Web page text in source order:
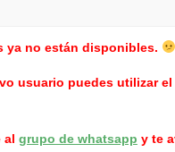
ya no están disponibles.
usuario puedes utilizar
al grupo de whatsapp y te